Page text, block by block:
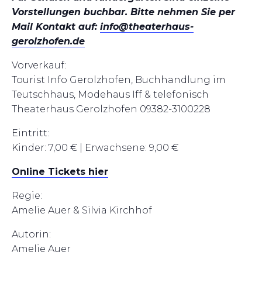
Vorstellungen buchbar. Bitte nehmen Sie per
Mail Kontakt auf: info@theaterhaus-
gerolzhofen.de
Vorverkauf:
Tourist Info Gerolzhofen, Buchhandlung im
Teutschhaus, Modehaus Iff & telefonisch
Theaterhaus Gerolzhofen 09382-3100228
Eintritt:
Kinder: 7,00 € | Erwachsene: 9,00 €
Online Tickets hier
Regie:
Amelie Auer & Silvia Kirchhof
Autorin:
Amelie Auer